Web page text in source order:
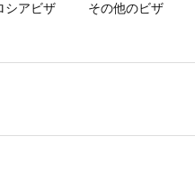
シアビザ その他のビザ